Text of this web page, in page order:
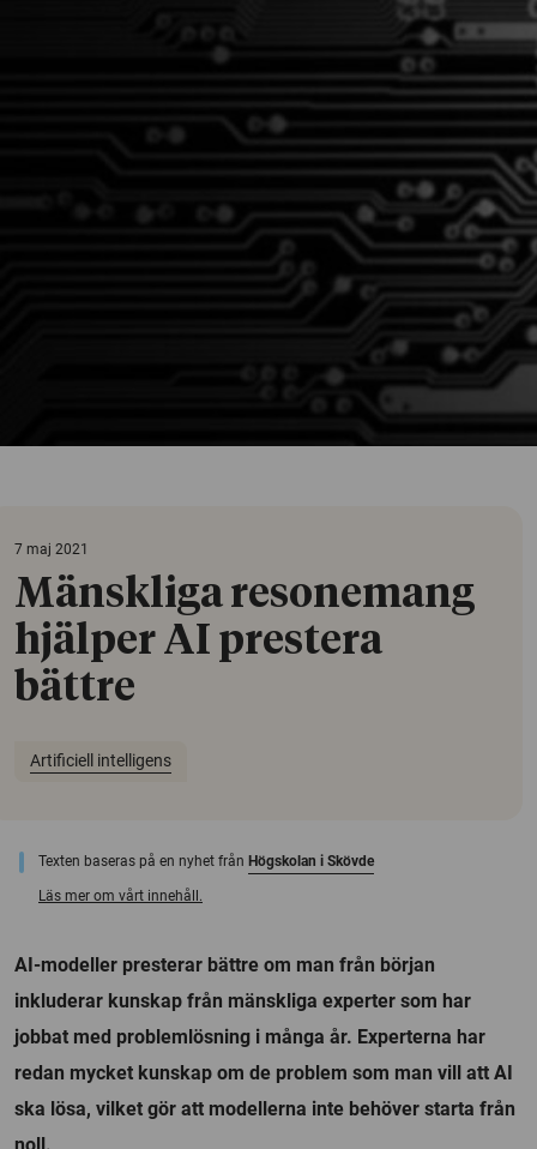
7 maj 2021
Mänskliga resonemang
hjälper AI prestera
bättre
Artificiell intelligens
Texten baseras på en nyhet från Högskolan i Skövde
Läs mer om vårt innehåll.
AI-modeller presterar bättre om man från början
inkluderar kunskap från mänskliga experter som har
jobbat med problemlösning i många år. Experterna har
redan mycket kunskap om de problem som man vill att AI
ska lösa, vilket gör att modellerna inte behöver starta från